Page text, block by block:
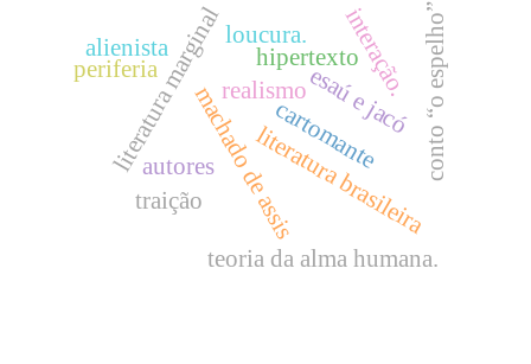
realismo
machado de assisesaú e jacó
literatura marginal
autores
periferia
cartomante
traição literatura brasileiraconto “o espelho”
teoria da alma humana.
hipertextointeração.
loucura.
alienista